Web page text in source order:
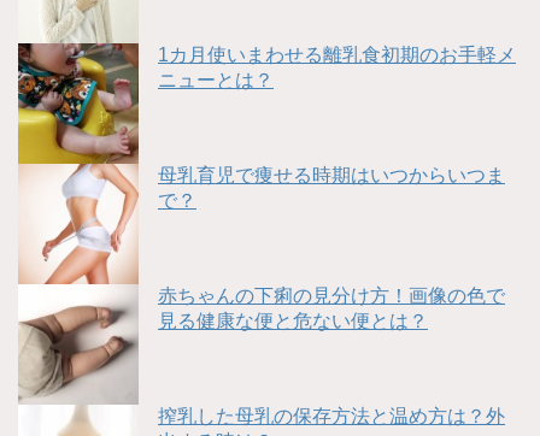
1カ月使いまわせる離乳食初期のお手軽メ
ニューとは？
母乳育児で痩せる時期はいつからいつま
で？
赤ちゃんの下痢の見分け方！画像の色で
見る健康な便と危ない便とは？
搾乳した母乳の保存方法と温め方は？外